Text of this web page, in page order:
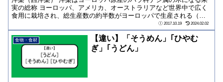
実の総称 ヨーロッパ、アメリカ、オーストラリアなど世界中で広く
食用に栽培され、総生産数の約半数がヨーロッパで生産される（イ
2017.10.19 2024.02.02
食物・食材
【違い】「そうめん」｢ひやむ
ぎ」｢うどん」